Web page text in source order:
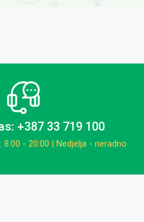
+387 33 719 100
- 20:00 | Nedjelja - neradno